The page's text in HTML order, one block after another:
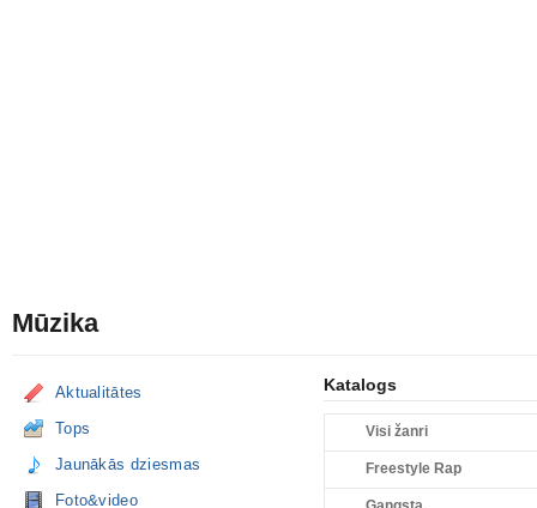
Mūzika
Aktualitātes
Tops
Jaunākās dziesmas
Foto&video
Katalogs
Visi žanri
Freestyle Rap